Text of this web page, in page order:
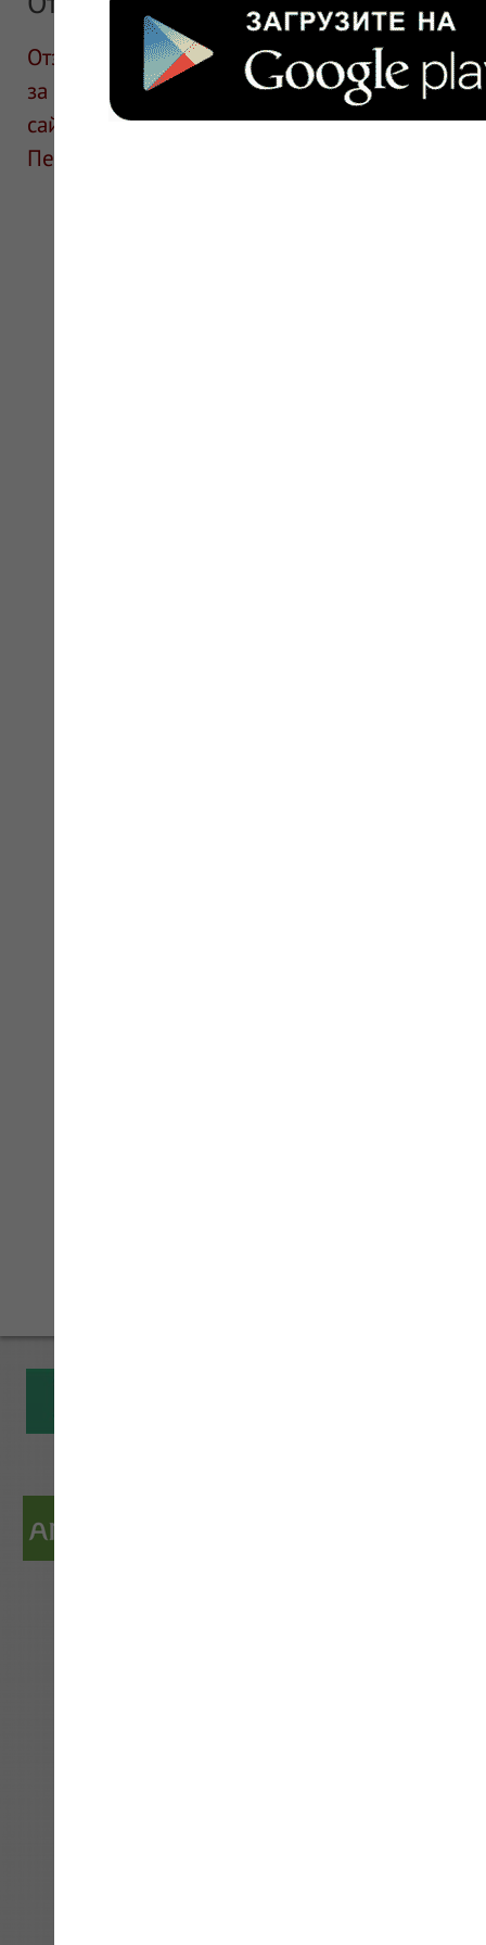
Отзывы размещают посетители сайта.
за информацию в отзывах. Описание
сайте для ознакомления и не является
Перед применением необходима